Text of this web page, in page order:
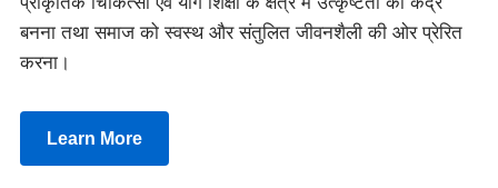
बनना तथा समाज को स्वस्थ और संतुलित जीवनशैली की ओर प्रेरित
करना।
Learn More